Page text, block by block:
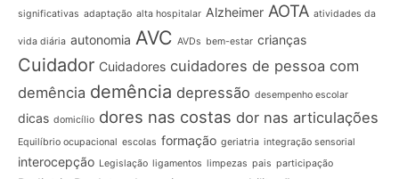
significativas adaptação alta hospitalar Alzheimer AOTA atividades da
vida diária autonomia AVC AVDs bem-estar crianças
Cuidador Cuidadores cuidadores de pessoa com
demência demência depressão desempenho escolar
dicas domicílio dores nas costas dor nas articulações
Equilíbrio ocupacional escolas formação geriatria integração sensorial
interocepção Legislação ligamentos limpezas pais participação